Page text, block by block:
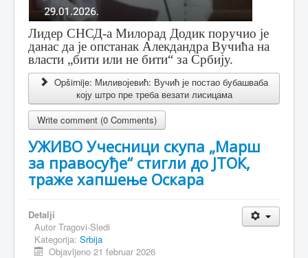
Лидер СНСД-а Милорад Додик поручио је
данас да је опстанак Алекдандра Вучића на
власти „бити или не бити“ за Србију.
Opširnije: Миливојевић: Вучић је постао бубашваба
коју штро пре треба везати лисицама
Write comment (0 Comments)
УЖИВО Учесници скупа „Марш
за правосуђе“ стигли до ЈТОК,
траже хапшење Оскара
Detalji
Autor Tragovi-Sledi
Kategorija: Srbija
Objavljeno 21 februar 2026